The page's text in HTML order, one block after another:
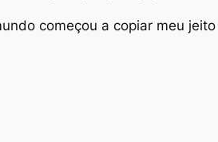
começou a copiar meu